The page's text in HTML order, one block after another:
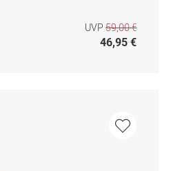
UVP 59,00 €
46,95 €